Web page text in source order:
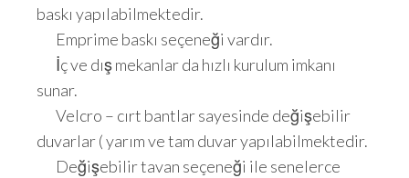
baskı yapılabilmektedir.
Emprime baskı seçeneği vardır.
İç ve dış mekanlar da hızlı kurulum imkanı
sunar.
Velcro – cırt bantlar sayesinde değişebilir
duvarlar ( yarım ve tam duvar yapılabilmektedir.
Değişebilir tavan seçeneği ile senelerce